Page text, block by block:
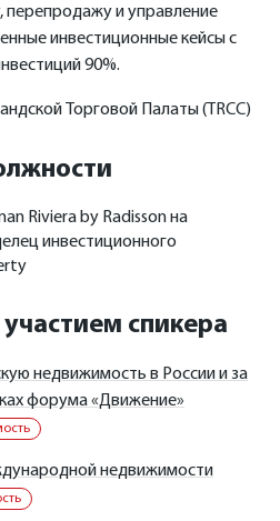
перепродажу и управление
инвестиционные кейсы с
90%.
Торговой Палаты (TRCC)
Riviera by Radisson на
инвестиционного
спикера
недвижимость в России и за
форума «Движение»
недвижимости